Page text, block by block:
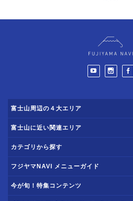
富士山周辺の４大エリア
富士山に近い関連エリア
カテゴリから探す
フジヤマNAVI メニューガイド
今が旬！特集コンテンツ